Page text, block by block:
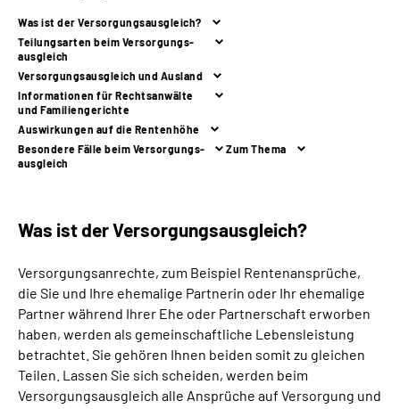
Suche
Language
Inhalte in Gebärdensprache (DGS)
Was ist der Versorgungs­ausgleich?
Teilungsarten beim Versorgungs­
ausgleich
Versorgungsausgleich und Ausland
Informationen für Rechtsanwälte
und Familiengerichte
Auswirkungen auf die Rentenhöhe
Besondere Fälle beim Versorgungs­
ausgleich
Zum Thema
Was ist der Versorgungs­ausgleich?
Versorgungsanrechte, zum Beispiel Rentenansprüche,
die Sie und Ihre ehemalige Partnerin oder Ihr ehemalige
Partner während Ihrer Ehe oder Partnerschaft erworben
haben, werden als gemeinschaftliche Lebensleistung
betrachtet. Sie gehören Ihnen beiden somit zu gleichen
Teilen. Lassen Sie sich scheiden, werden beim
Versorgungsausgleich alle Ansprüche auf Versorgung und